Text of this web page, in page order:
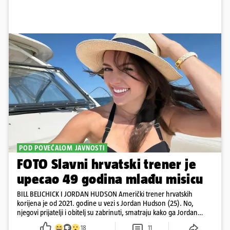
POD POVEĆALOM JAVNOSTI
FOTO Slavni hrvatski trener je
upecao 49 godina mlađu misicu
BILL BELICHICK I JORDAN HUDSON Američki trener hrvatskih
korijena je od 2021. godine u vezi s Jordan Hudson (25). No,
njegovi prijatelji i obitelj su zabrinuti, smatraju kako ga Jordan
kontrolira
18 11